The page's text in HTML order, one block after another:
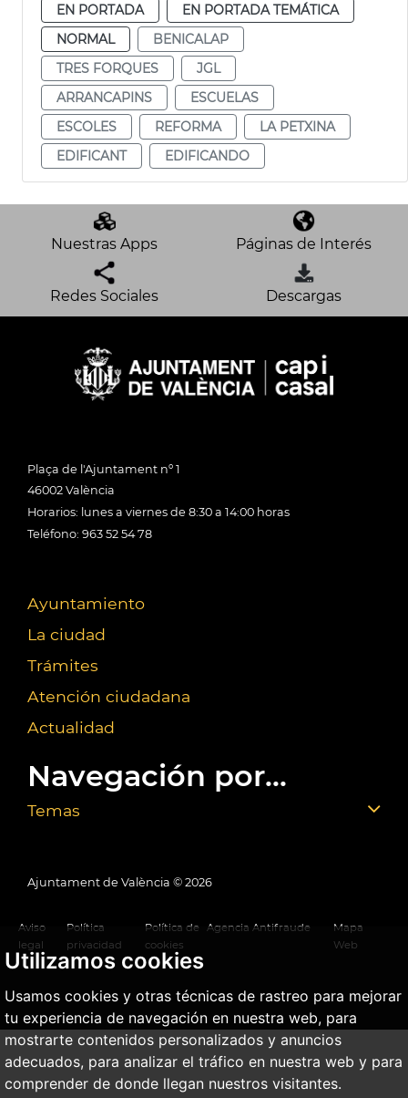
Utilizamos cookies
Usamos cookies y otras técnicas de rastreo para mejorar
tu experiencia de navegación en nuestra web, para
mostrarte contenidos personalizados y anuncios
adecuados, para analizar el tráfico en nuestra web y para
comprender de donde llegan nuestros visitantes.
EN PORTADA
EN PORTADA TEMÁTICA
NORMAL
BENICALAP
TRES FORQUES
JGL
ARRANCAPINS
ESCUELAS
ESCOLES
REFORMA
LA PETXINA
EDIFICANT
EDIFICANDO
Nuestras Apps Páginas de Interés
Redes Sociales Descargas
Plaça de l'Ajuntament nº 1
46002 València
Horarios: lunes a viernes de 8:30 a 14:00 horas
Teléfono: 963 52 54 78
Ayuntamiento
La ciudad
Trámites
Atención ciudadana
Actualidad
Navegación por...
Temas
Ajuntament de València © 2026
Aviso
legal
Política
privacidad
Política de
cookies
Agencia Antifraude
Mapa
Web